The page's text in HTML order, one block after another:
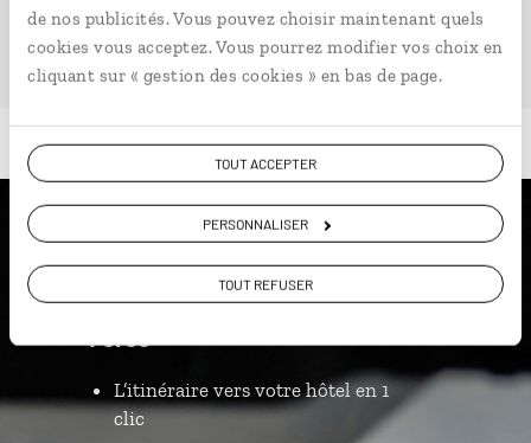
de nos publicités. Vous pouvez choisir maintenant quels
cookies vous acceptez. Vous pourrez modifier vos choix en
cliquant sur « gestion des cookies » en bas de page.
TOUT ACCEPTER
PERSONNALISER
TOUT REFUSER
Luciole,
l'appli qui vous guide aux Îles
L’itinéraire vers votre hôtel en 1
clic